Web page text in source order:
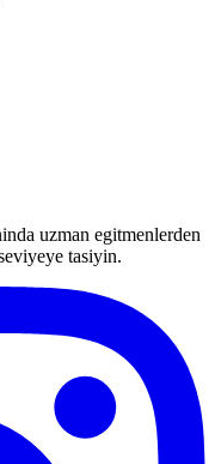
uzman egitmenlerden
tasiyin.